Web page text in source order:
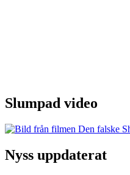
Slumpad video
Nyss uppdaterat